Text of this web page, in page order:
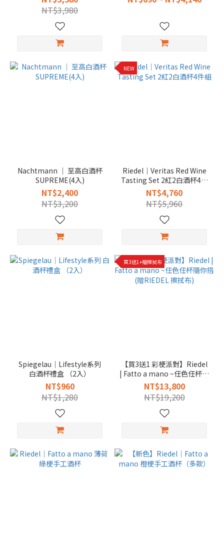
NT$3,980
Nachtmann │ 至高白酒杯
SUPREME(4入)
NT$2,400
NT$3,200
NEW
Riedel｜Veritas Red Wine
Tasting Set 2紅2白酒杯4件
組
NT$4,760
NT$5,960
Spiegelau｜Lifestyle系列
白酒杯禮盒 （2入）
NT$960
NT$1,280
買3送1+贈擦拭布
【買3送1 彩梗派對】Riedel
| Fatto a mano ~任色任杯隨
你搭(贈RIEDEL 擦拭布)
NT$13,800
NT$19,200